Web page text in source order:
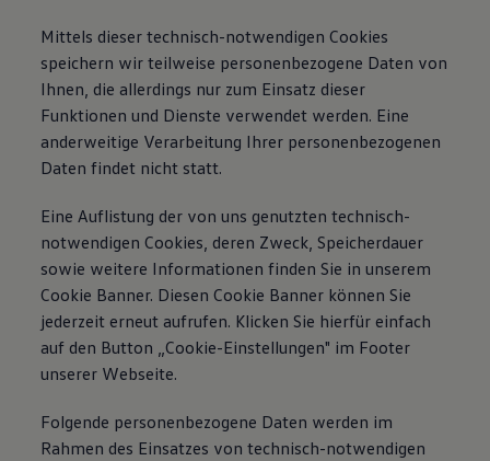
Mittels dieser technisch-notwendigen Cookies
speichern wir teilweise personenbezogene Daten von
Ihnen, die allerdings nur zum Einsatz dieser
Funktionen und Dienste verwendet werden. Eine
anderweitige Verarbeitung Ihrer personenbezogenen
Daten findet nicht statt.
Eine Auflistung der von uns genutzten technisch-
notwendigen Cookies, deren Zweck, Speicherdauer
sowie weitere Informationen finden Sie in unserem
Cookie Banner. Diesen Cookie Banner können Sie
jederzeit erneut aufrufen. Klicken Sie hierfür einfach
auf den Button „Cookie-Einstellungen" im Footer
unserer Webseite.
Folgende personenbezogene Daten werden im
Rahmen des Einsatzes von technisch-notwendigen